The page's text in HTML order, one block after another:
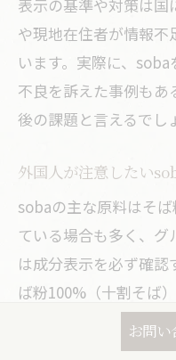
表示の基準や対策は国
や現地在住者が情報不
います。実際に、
不良を訴えた事例も
後の課題と言えるでし
外国人が注意したい
sobaの主な原料はそ
ている場合も多く、グ
は成分表示を必ず確
ば粉100%（十割そば
ど）は食感や風味が
食習慣にも影響します
お問い